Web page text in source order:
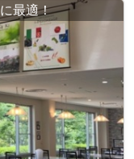
最適！